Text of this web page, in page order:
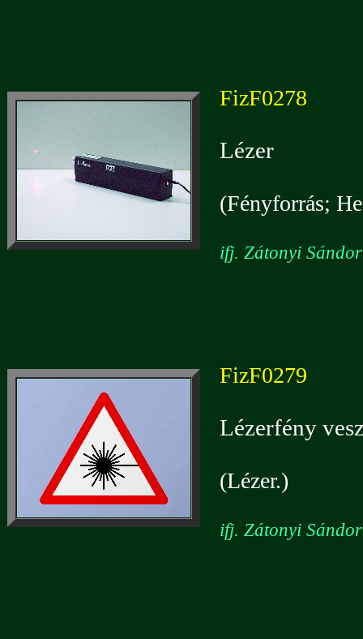
FizF0278
Lézer
(Fényforrás;
ifj. Zátonyi
FizF0279
Lézerfény
(Lézer.)
ifj. Zátonyi